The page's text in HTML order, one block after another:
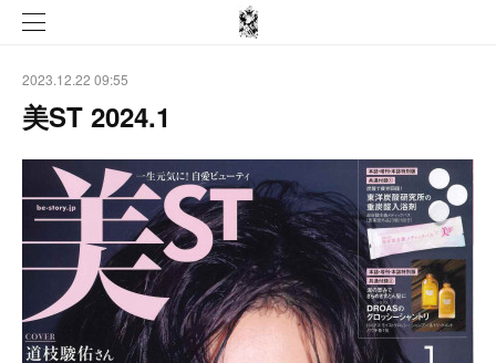
2023.12.22 09:55
美ST 2024.1